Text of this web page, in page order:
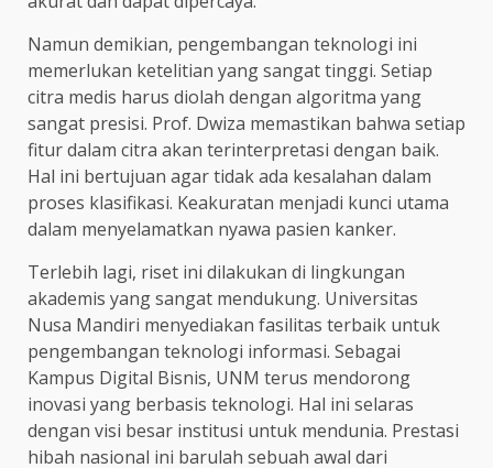
Namun demikian, pengembangan teknologi ini
memerlukan ketelitian yang sangat tinggi. Setiap
citra medis harus diolah dengan algoritma yang
sangat presisi. Prof. Dwiza memastikan bahwa setiap
fitur dalam citra akan terinterpretasi dengan baik.
Hal ini bertujuan agar tidak ada kesalahan dalam
proses klasifikasi. Keakuratan menjadi kunci utama
dalam menyelamatkan nyawa pasien kanker.
Terlebih lagi, riset ini dilakukan di lingkungan
akademis yang sangat mendukung. Universitas
Nusa Mandiri menyediakan fasilitas terbaik untuk
pengembangan teknologi informasi. Sebagai
Kampus Digital Bisnis, UNM terus mendorong
inovasi yang berbasis teknologi. Hal ini selaras
dengan visi besar institusi untuk mendunia. Prestasi
hibah nasional ini barulah sebuah awal dari